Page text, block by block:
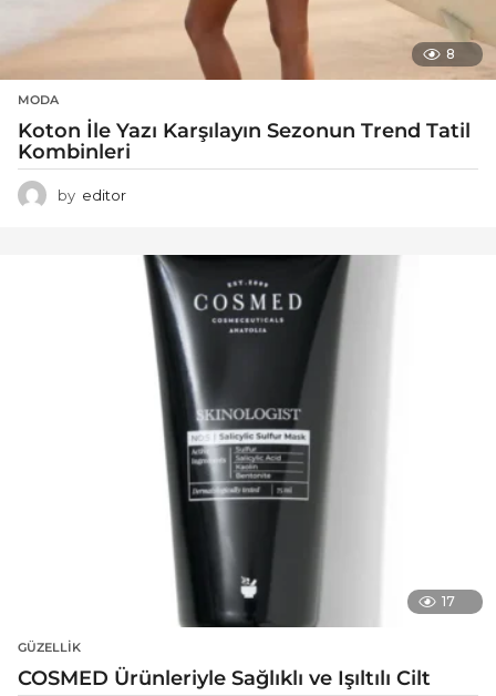
8
MODA
Koton İle Yazı Karşılayın Sezonun Trend Tatil
Kombinleri
by editor
17
GÜZELLIK
COSMED Ürünleriyle Sağlıklı ve Işıltılı Cilt